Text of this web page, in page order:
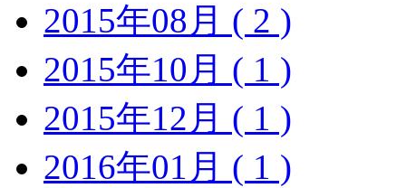
2015年08月 ( 2 )
2015年10月 ( 1 )
2015年12月 ( 1 )
2016年01月 ( 1 )